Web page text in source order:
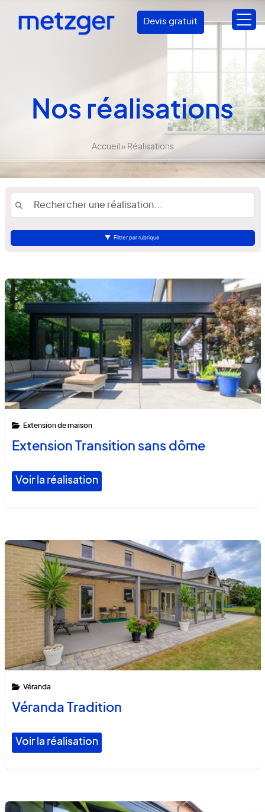
Devis gratuit
Nos réalisations
Accueil » Réalisations
Filtrer par rubrique
Extension de maison
Extension Transition sans dôme
Voir la réalisation
Véranda
Véranda Tradition
Voir la réalisation